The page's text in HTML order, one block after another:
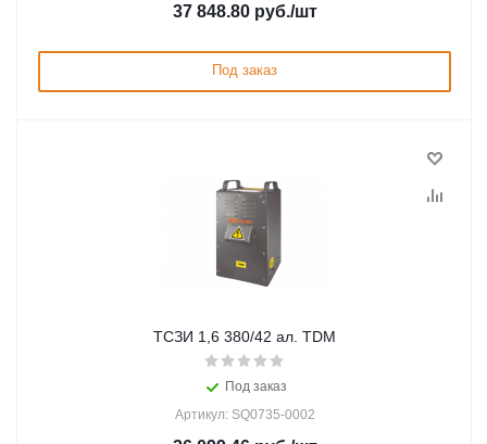
37 848.80руб./шт
Под заказ
ТСЗИ 1,6 380/42 ал. TDM
Под заказ
Артикул: SQ0735-0002